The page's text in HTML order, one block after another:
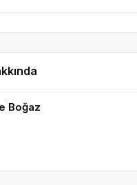
Boğaz